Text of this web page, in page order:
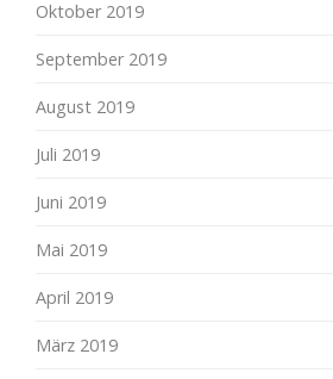
Oktober 2019
September 2019
August 2019
Juli 2019
Juni 2019
Mai 2019
April 2019
März 2019